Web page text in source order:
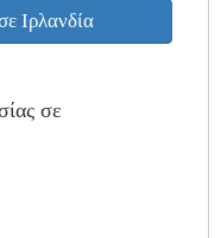
Ιρλανδία
σε